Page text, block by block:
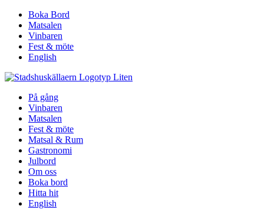
Boka Bord
Matsalen
Vinbaren
Fest & möte
English
På gång
Vinbaren
Matsalen
Fest & möte
Matsal & Rum
Gastronomi
Julbord
Om oss
Boka bord
Hitta hit
English